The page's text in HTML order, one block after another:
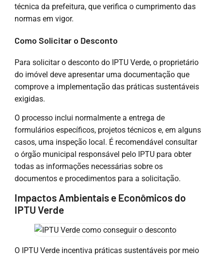
técnica da prefeitura, que verifica o cumprimento das
normas em vigor.
Como Solicitar o Desconto
Para solicitar o desconto do IPTU Verde, o proprietário
do imóvel deve apresentar uma documentação que
comprove a implementação das práticas sustentáveis
exigidas.
O processo inclui normalmente a entrega de
formulários específicos, projetos técnicos e, em alguns
casos, uma inspeção local. É recomendável consultar
o órgão municipal responsável pelo IPTU para obter
todas as informações necessárias sobre os
documentos e procedimentos para a solicitação.
Impactos Ambientais e Econômicos do
IPTU Verde
O IPTU Verde incentiva práticas sustentáveis por meio